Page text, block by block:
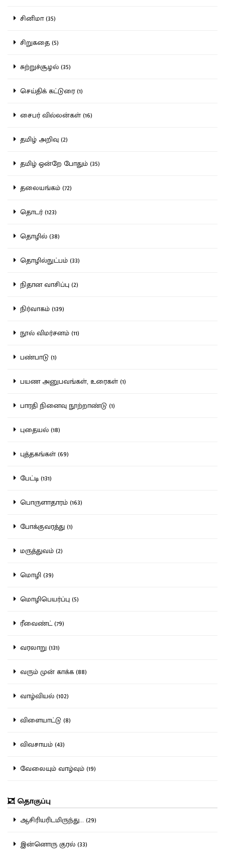
சினிமா (35)
சிறுகதை (5)
சுற்றுச்சூழல் (35)
செய்திக் கட்டுரை (1)
சைபர் வில்லன்கள் (16)
தமிழ் அறிவு (2)
தமிழ் ஒன்றே போதும் (35)
தலையங்கம் (72)
தொடர் (123)
தொழில் (38)
தொழில்நுட்பம் (33)
நிதான வாசிப்பு (2)
நிர்வாகம் (139)
நூல் விமர்சனம் (11)
பண்பாடு (1)
பயண அனுபவங்கள், உரைகள் (1)
பாரதி நினைவு நூற்றாண்டு (1)
புதையல் (18)
புத்தகங்கள் (69)
பேட்டி (131)
பொருளாதாரம் (163)
போக்குவரத்து (1)
மருத்துவம் (2)
மொழி (39)
மொழிபெயர்ப்பு (5)
ரீவைண்ட் (79)
வரலாறு (131)
வரும் முன் காக்க (88)
வாழ்வியல் (102)
விளையாட்டு (8)
விவசாயம் (43)
வேலையும் வாழ்வும் (19)
தொகுப்பு
ஆசிரியரிடமிருந்து... (29)
இன்னொரு குரல் (33)